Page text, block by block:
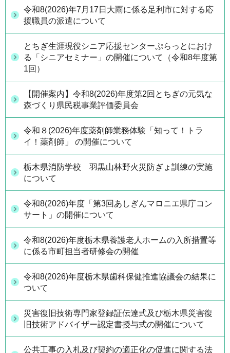
令和8(2026)年7月17日大雨に係る足利市に対する応
援職員の派遣について
とちぎ生涯現役シニア応援センターぷらっとにおけ
る「シニアセミナー」の開催について（令和8年度第
1回）
【開催案内】令和8(2026)年度第2回とちぎの元気な
森づくり県民税事業評価委員会
令和８(2026)年度薬剤師業務体験「知って！トラ
イ！薬剤師」 の開催について
栃木県消防学校 羽黒山林野火災防ぎょ訓練の実施
について
令和8(2026)年度「第3回あしぎんマロニエ県庁コン
サート」の開催について
令和8(2026)年度栃木県養護老人ホームの入所措置等
に係る市町担当者研修会の開催
令和8(2026)年度栃木県歯科保健推進協議会の結果に
ついて
災害復旧技術専門家登録証伝達式及び栃木県災害復
旧技術アドバイザー認定書授与式の開催について
公共工事の入札及び契約の適正化の促進に関する法